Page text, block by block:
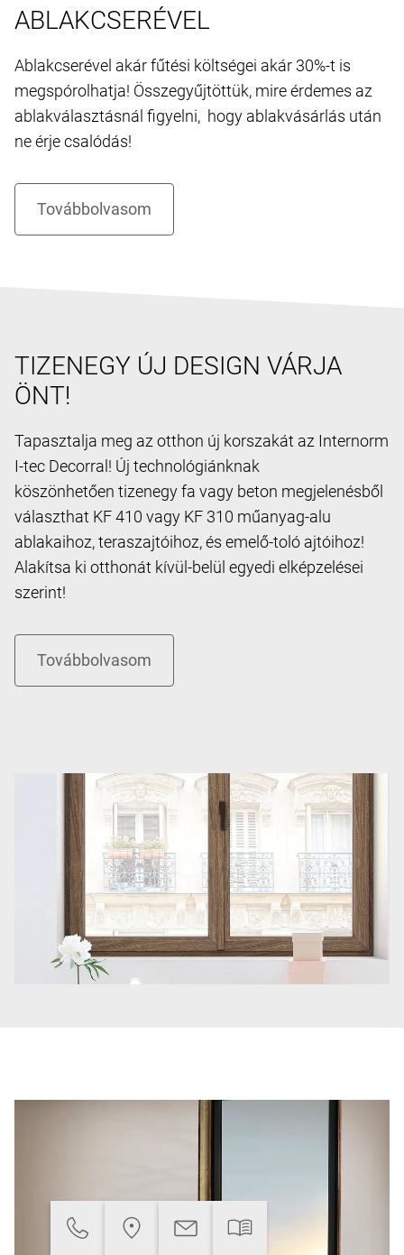
ABLAKCSERÉVEL
Ablakcserével akár fűtési költségei akár 30%-t is
megspórolhatja! Összegyűjtöttük, mire érdemes az
ablakválasztásnál figyelni, hogy ablakvásárlás után
ne érje csalódás!
TIZENEGY ÚJ DESIGN VÁRJA
ÖNT!
Tapasztalja meg az otthon új korszakát az Internorm
I-tec Decorral! Új technológiánknak
köszönhetően tizenegy fa vagy beton megjelenésből
választhat KF 410 vagy KF 310 műanyag-alu
ablakaihoz, teraszajtóihoz, és emelő-toló ajtóihoz!
Alakítsa ki otthonát kívül-belül egyedi elképzelései
szerint!